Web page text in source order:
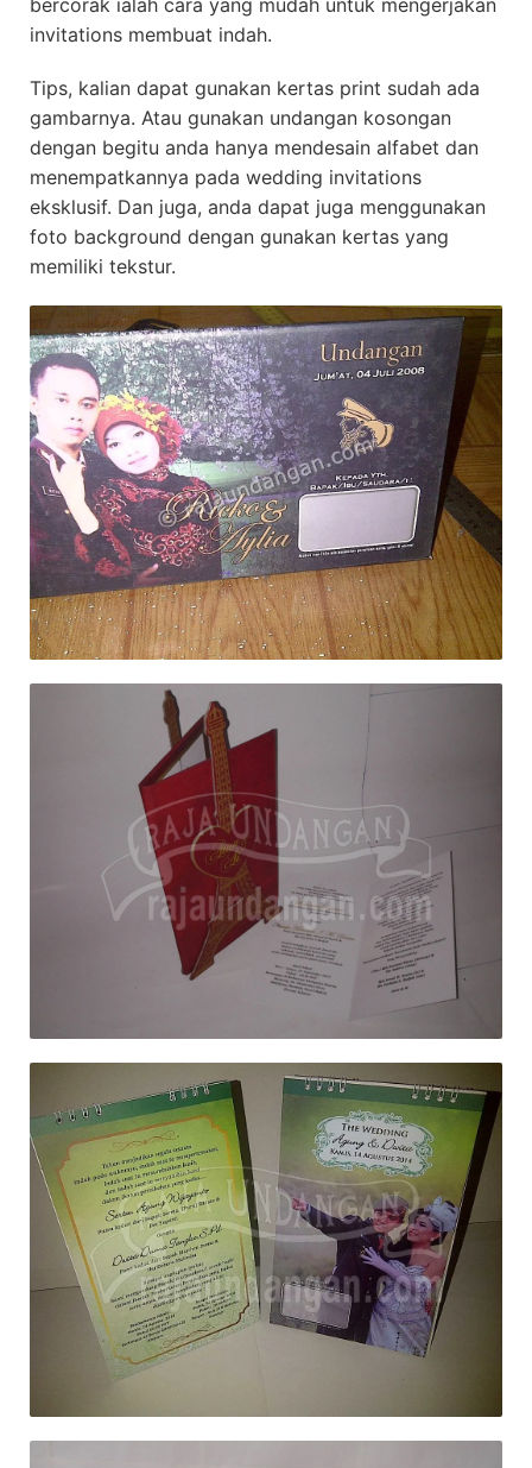
invitations membuat indah.
Tips, kalian dapat gunakan kertas print sudah ada
gambarnya. Atau gunakan undangan kosongan
dengan begitu anda hanya mendesain alfabet dan
menempatkannya pada wedding invitations
eksklusif. Dan juga, anda dapat juga menggunakan
foto background dengan gunakan kertas yang
memiliki tekstur.